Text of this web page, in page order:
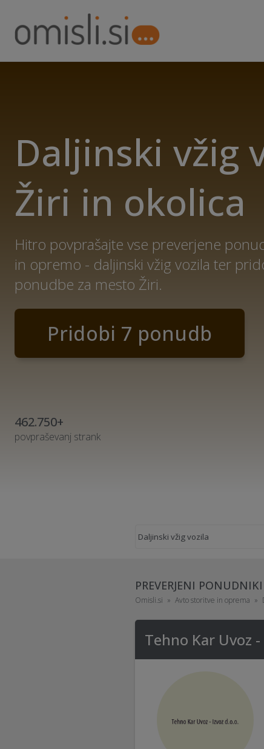
Daljinski vžig
Žiri in okolica
Hitro povprašajte vse preverjene
in opremo - daljinski vžig vozila ter
ponudbe za mesto Žiri.
Pridobi 7 ponudb
462.750+
povpraševanj strank
PREVERJENI
Omisli.si Avto storitve in oprema
Tehno Kar Uvoz